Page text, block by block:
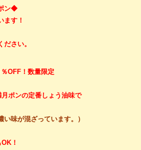
ン◆
ます！
さい。
OFF！数量限定
ポンの定番しょう油味で
い味が混ざっています。）
！